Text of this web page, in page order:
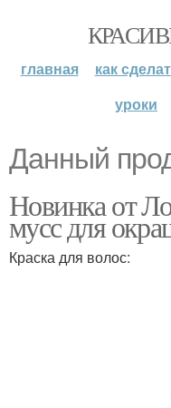
главная как
уроки
Данный
Новинка от
мусс для
Краска для волос: